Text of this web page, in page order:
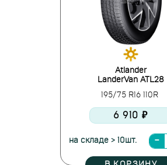
Atlander
LanderVan ATL28
195/75 R16 110R
6 910 ₽
на складе > 10шт.